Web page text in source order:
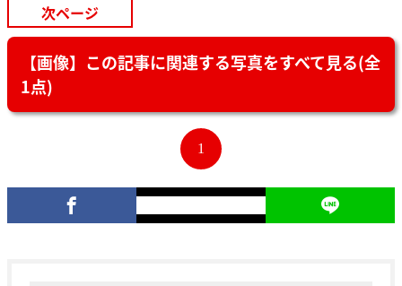
次ページ
【画像】この記事に関連する写真をすべて見る(全
1点)
1